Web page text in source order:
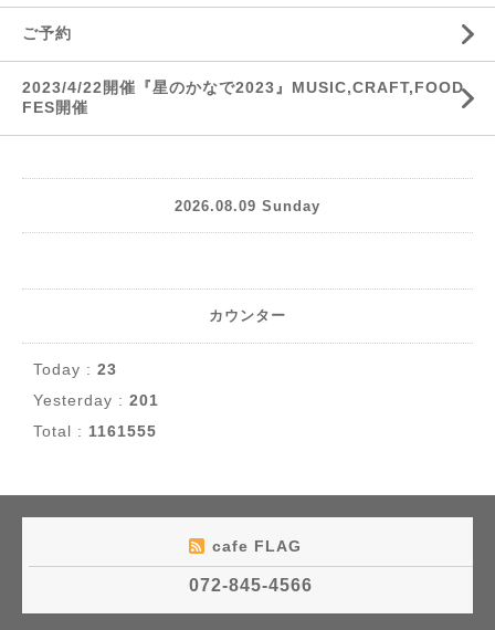
ご予約
2023/4/22開催『星のかなで2023』MUSIC,CRAFT,FOOD
FES開催
2026.08.09 Sunday
カウンター
Today : 23
Yesterday : 201
Total : 1161555
cafe FLAG
072-845-4566